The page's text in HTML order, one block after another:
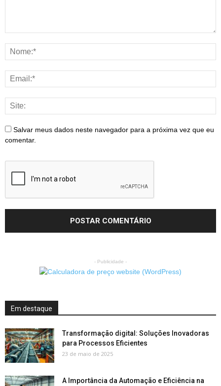
Salvar meus dados neste navegador para a próxima vez que eu
comentar.
- Publicidade -
Em destaque
Transformação digital: Soluções Inovadoras
para Processos Eficientes
23 de maio de 2025
A Importância da Automação e Eficiência na